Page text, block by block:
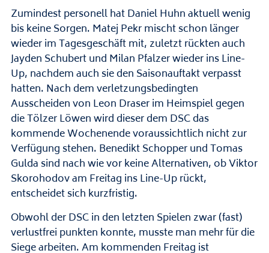
Zumindest personell hat Daniel Huhn aktuell wenig
bis keine Sorgen. Matej Pekr mischt schon länger
wieder im Tagesgeschäft mit, zuletzt rückten auch
Jayden Schubert und Milan Pfalzer wieder ins Line-
Up, nachdem auch sie den Saisonauftakt verpasst
hatten. Nach dem verletzungsbedingten
Ausscheiden von Leon Draser im Heimspiel gegen
die Tölzer Löwen wird dieser dem DSC das
kommende Wochenende voraussichtlich nicht zur
Verfügung stehen. Benedikt Schopper und Tomas
Gulda sind nach wie vor keine Alternativen, ob Viktor
Skorohodov am Freitag ins Line-Up rückt,
entscheidet sich kurzfristig.
Obwohl der DSC in den letzten Spielen zwar (fast)
verlustfrei punkten konnte, musste man mehr für die
Siege arbeiten. Am kommenden Freitag ist